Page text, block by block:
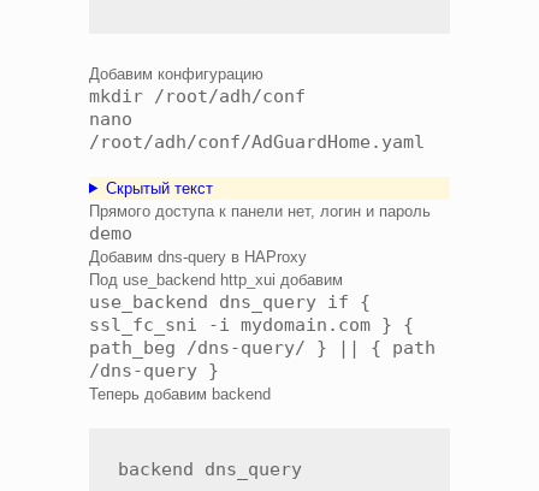
Добавим конфигурацию
mkdir /root/adh/conf
nano
/root/adh/conf/AdGuardHome.yaml
Скрытый текст
Прямого доступа к панели нет, логин и пароль
demo
Добавим dns-query в HAProxy
Под use_backend http_xui добавим
use_backend dns_query if {
ssl_fc_sni -i mydomain.com } {
path_beg /dns-query/ } || { path
/dns-query }
Теперь добавим backend
backend dns_query